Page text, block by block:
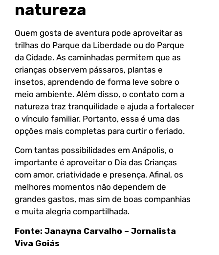
natureza
Quem gosta de aventura pode aproveitar as
trilhas do Parque da Liberdade ou do Parque
da Cidade. As caminhadas permitem que as
crianças observem pássaros, plantas e
insetos, aprendendo de forma leve sobre o
meio ambiente. Além disso, o contato com a
natureza traz tranquilidade e ajuda a fortalecer
o vínculo familiar. Portanto, essa é uma das
opções mais completas para curtir o feriado.
Com tantas possibilidades em Anápolis, o
importante é aproveitar o Dia das Crianças
com amor, criatividade e presença. Afinal, os
melhores momentos não dependem de
grandes gastos, mas sim de boas companhias
e muita alegria compartilhada.
Fonte: Janayna Carvalho – Jornalista
Viva Goiás